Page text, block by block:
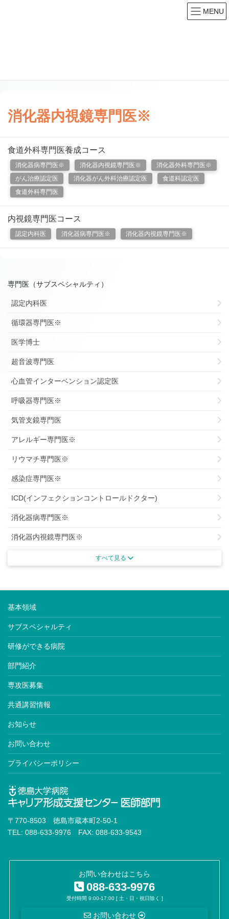
消化器内視鏡専門医※
食道外科専門医養成コース
消化器病専門医※ 消化器内視鏡専門医※
消化器外科専門医※
がん治療認定医
消化器がん外科治療認定医
食道科認定医
食道外科専門医
内視鏡専門医コース
認定内科医 消化器病専門医※ 消化器内視鏡専門医※
専門医（サブスペシャルティ）
認定内科医
循環器専門医※
医学博士
超音波専門医
心血管インターベンション認定医
呼吸器専門医※
気管支鏡専門医
アレルギー専門医※
リウマチ専門医※
感染症専門医※
ICD(インフェクションコントロールドクター)
消化器病専門医※
消化器内視鏡専門医※
臨床神経生理学会認定医
脳卒中専門医
認知症専門医
すべて見る
基本領域
サブスペシャルティ
研修ができる病院
部門紹介
専攻医募集
共通講習情報
お知らせ
お問い合わせ
プライバシーポリシー
〒770-8503 徳島市蔵本町2-50-1
TEL: 088-633-9976 FAX: 088-633-9543
お問い合わせはこちら
088-633-9976
受付時間 9:00-17:00 [ 土・日・祝日除く ]
お問い合わせ
MENU